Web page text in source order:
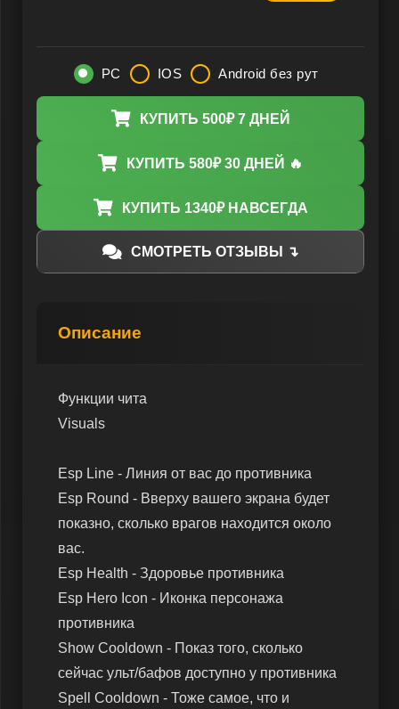
PC IOS Android без рут
КУПИТЬ 500₽ 7 ДНЕЙ
КУПИТЬ 580₽ 30 ДНЕЙ 🔥
КУПИТЬ 1340₽ НАВСЕГДА
СМОТРЕТЬ ОТЗЫВЫ ↴
Описание
Функции чита
Visuals
Esp Line - Линия от вас до противника
Esp Round - Вверху вашего экрана будет
показно, сколько врагов находится около
вас.
Esp Health - Здоровье противника
Esp Hero Icon - Иконка персонажа
противника
Show Cooldown - Показ того, сколько
сейчас ульт/бафов доступно у противника
Spell Cooldown - Тоже самое, что и